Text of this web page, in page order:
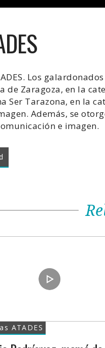
Los
de Zaragoza, en la
Ser Tarazona, en la
Además, se
e imagen.
ATADES